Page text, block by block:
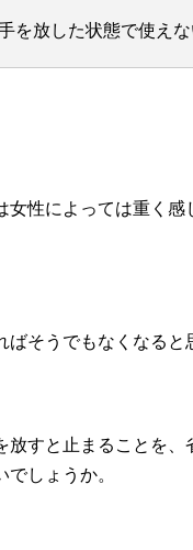
を放した状態で使えな
女性によっては重く感
ばそうでもなくなると
放すと止まることを、
でしょうか。